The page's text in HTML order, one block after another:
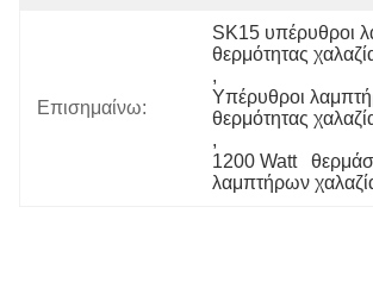
Επισημαίνω:
SK15 υπέρυθροι
θερμότητας
,
Υπέρυθροι
θερμότητας
,
1200 Watt
λαμπτήρων